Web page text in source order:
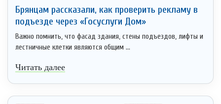
Брянцам рассказали, как проверить рекламу в
подъезде через «Госуслуги Дом»
Важно помнить, что фасад здания, стены подъездов, лифты и
лестничные клетки являются общим ...
Читать далее